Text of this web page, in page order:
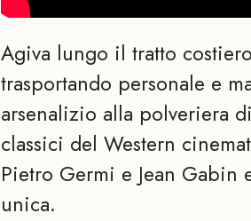
Agiva lungo il tratto
trasportando personale e
arsenalizio alla polveriera
classici del Western
Pietro Germi e Jean Gabin
unica.